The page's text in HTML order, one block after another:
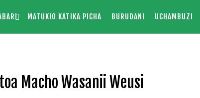
MATUKIO KATIKA PICHA BURUDANI UCHAMBUZI
Macho Wasanii Weusi